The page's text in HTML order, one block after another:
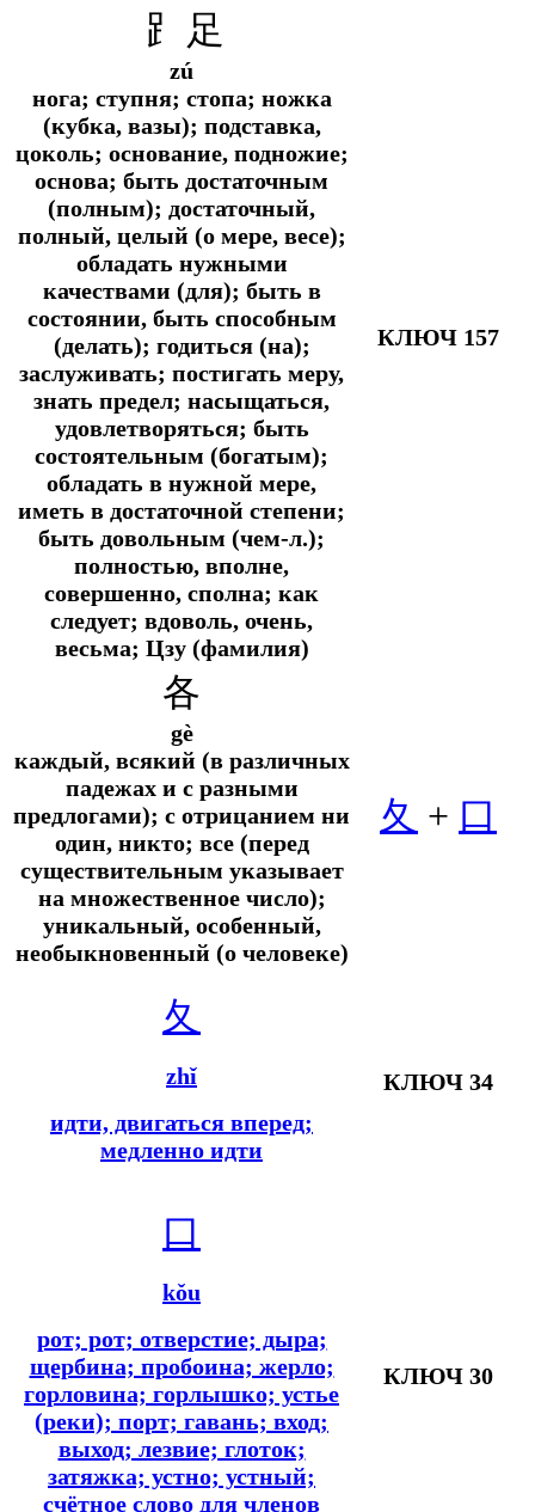
⻊足
zú
нога; ступня; стопа; ножка
(кубка, вазы); подставка,
цоколь; основание, подножие;
основа; быть достаточным
(полным); достаточный,
полный, целый (о мере, весе);
обладать нужными
качествами (для); быть в
состоянии, быть способным
(делать); годиться (на);
заслуживать; постигать меру,
знать предел; насыщаться,
удовлетворяться; быть
состоятельным (богатым);
обладать в нужной мере,
иметь в достаточной степени;
быть довольным (чем-л.);
полностью, вполне,
совершенно, сполна; как
следует; вдоволь, очень,
весьма; Цзу (фамилия)
КЛЮЧ 157
各
gè
каждый, всякий (в различных
падежах и с разными
предлогами); с отрицанием ни
один, никто; все (перед
существительным указывает
на множественное число);
уникальный, особенный,
необыкновенный (о человеке)
夂 + 口
夂
zhǐ
идти, двигаться вперед;
медленно идти
КЛЮЧ 34
口
kǒu
рот; рот; отверстие; дыра;
щербина; пробоина; жерло;
горловина; горлышко; устье
(реки); порт; гавань; вход;
выход; лезвие; глоток;
затяжка; устно; устный;
счётное слово для членов
КЛЮЧ 30